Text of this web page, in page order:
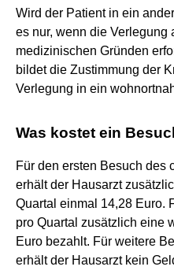
Wird der Patient in ein
es nur, wenn die Verlegung
medizinischen Gründen
bildet die Zustimmung der
Verlegung in ein
Was kostet ein
Für den ersten Besuch des
erhält der Hausarzt
Quartal einmal 14,28 Euro.
pro Quartal zusätzlich eine
Euro bezahlt. Für weitere
erhält der Hausarzt kein